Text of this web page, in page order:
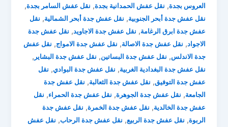
العروس بجدة, نقل عفش الحمدانية بجدة, نقل عفش السامر بجدة,
نقل عفش جدة أبحر الجنوبية, نقل عفش جدة أبحر الشمالية, نقل
عفش جدة ابرق الرغامة, نقل عفش جدة الاجاويد, نقل عفش جدة
الاجواد, نقل عفش جدة الاصالة, نقل عفش جدة الامواج, نقل عفش
جدة الاندلس, نقل عفش جدة البساتين, نقل عفش جدة البشاير ,
نقل عفش جدة البغدادية الغربية, نقل عفش جدة البوادي, نقل
عفش جدة التوفيق, نقل عفش جدة الثعالبة, نقل عفش جدة
الجامعة, نقل عفش جدة الجوهرة, نقل عفش جدة الحمراء, نقل
عفش جدة الخالدية, نقل عفش جدة الخمرة, نقل عفش جدة
الربوة, نقل عفش جدة الربيع, نقل عفش جدة الرحاب, نقل عفش